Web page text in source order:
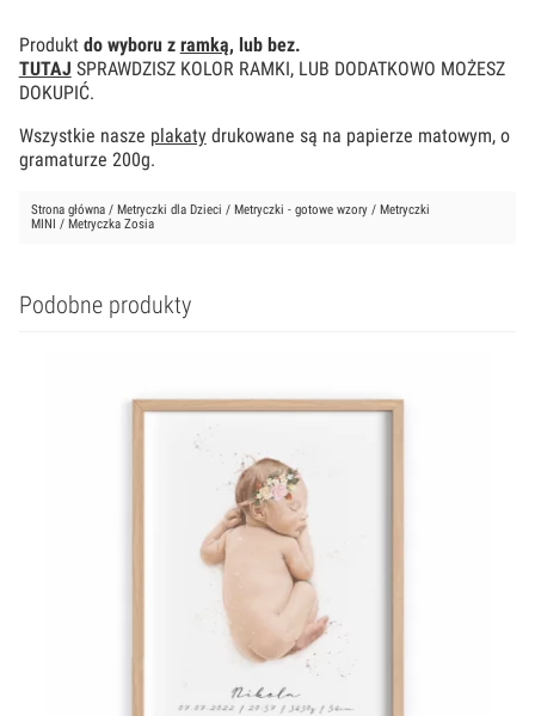
Produkt do wyboru z ramką, lub bez.
TUTAJ SPRAWDZISZ KOLOR RAMKI, LUB DODATKOWO MOŻESZ
DOKUPIĆ.
Wszystkie nasze plakatydrukowane są na papierze matowym, o
gramaturze 200g.
Strona główna/ Metryczki dla Dzieci / Metryczki - gotowe wzory/ Metryczki
MINI / Metryczka Zosia
Podobne produkty